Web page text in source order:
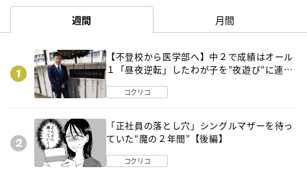
週間 月間
【不登校から医学部へ】中２で成績はオール
１「昼夜逆転」したわが子を”夜遊び”に連れ
コクリコ
「正社員の落とし穴」シングルマザーを待っ
ていた“魔の２年間”【後編】
コクリコ